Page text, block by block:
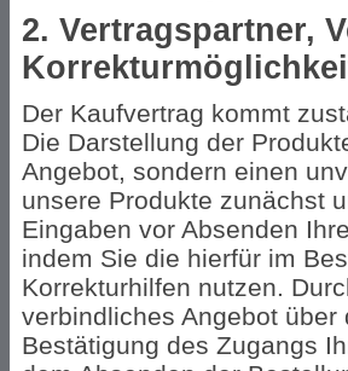
2. Vertragspartner,
Der Kaufvertrag kommt
Die Darstellung der
Angebot, sondern einen
unsere Produkte zunächst
Eingaben vor Absenden
indem Sie die hierfür im
Korrekturhilfen nutzen.
verbindliches Angebot
Bestätigung des Zugangs